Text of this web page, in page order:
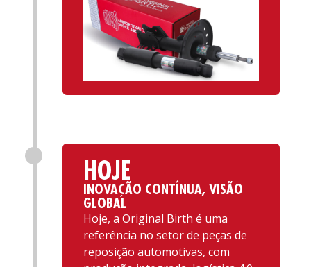
HOJE
INOVAÇÃO CONTÍNUA, VISÃO
GLOBAL
Hoje, a Original Birth é uma
referência no setor de peças de
reposição automotivas, com